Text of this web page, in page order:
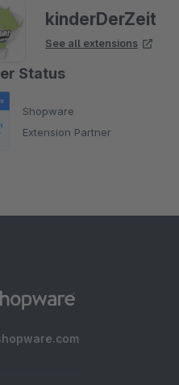
kinderDerZeit
See all extensions
Status
Shopware
Extension Partner